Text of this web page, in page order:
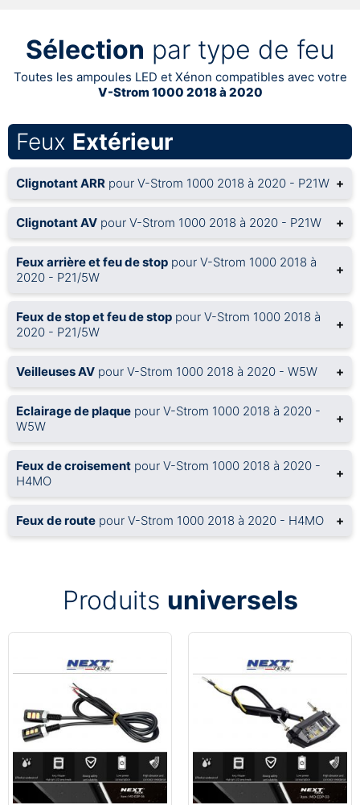
Sélection par type de feu
Toutes les ampoules LED et Xénon compatibles avec votre
V-Strom 1000 2018 à 2020
Feux Extérieur
Clignotant ARR pour V-Strom 1000 2018 à 2020 - P21W +
Clignotant AV pour V-Strom 1000 2018 à 2020 - P21W +
Feux arrière et feu de stop pour V-Strom 1000 2018 à
2020 - P21/5W
+
Feux de stop et feu de stop pour V-Strom 1000 2018 à
2020 - P21/5W
+
Veilleuses AV pour V-Strom 1000 2018 à 2020 - W5W +
Eclairage de plaque pour V-Strom 1000 2018 à 2020 -
W5W
+
Feux de croisement pour V-Strom 1000 2018 à 2020 -
H4MO
+
Feux de route pour V-Strom 1000 2018 à 2020 - H4MO +
Produits universels